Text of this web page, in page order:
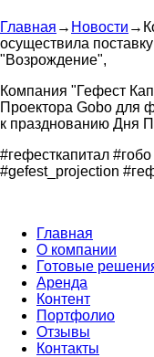
Главная → Новости →
осуществила
"Возрождение",
Компания "Гефест
Проектора Gobo для
к празднованию Дня
#гефесткапитал
#gefest_projection
Главная
О компании
Готовые
Аренда
Контент
Портфолио
Отзывы
Контакты